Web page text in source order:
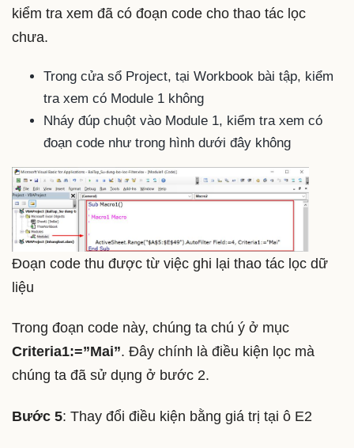
kiểm tra xem đã có đoạn code cho thao tác lọc
chưa.
Trong cửa sổ Project, tại Workbook bài tập, kiểm
tra xem có Module 1 không
Nháy đúp chuột vào Module 1, kiểm tra xem có
đoạn code như trong hình dưới đây không
Đoạn code thu được từ việc ghi lại thao tác lọc dữ
liệu
Trong đoạn code này, chúng ta chú ý ở mục
Criteria1:=”Mai”. Đây chính là điều kiện lọc mà
chúng ta đã sử dụng ở bước 2.
Bước 5: Thay đổi điều kiện bằng giá trị tại ô E2